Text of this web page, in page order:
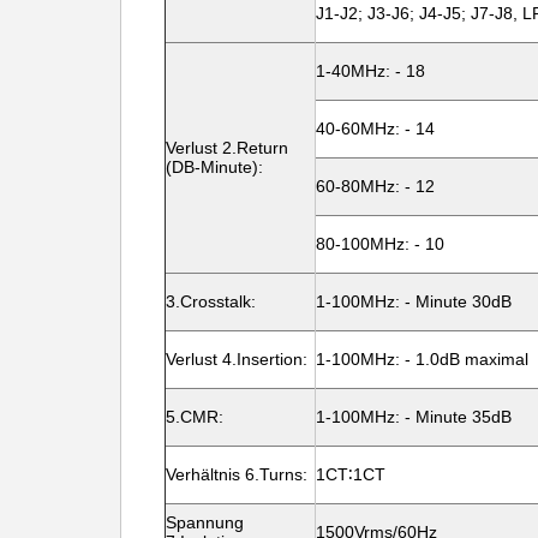
J1-J2; J3-J6; J4-J5; J7-J8,
Verlust 2.Return
(DB-Minute):
1-40MHz: - 18
40-60MHz: - 14
60-80MHz: - 12
80-100MHz: - 10
3.Crosstalk: 1-100MHz: - Minute 30dB
Verlust 4.Insertion: 1-100MHz: - 1.0dB maximal
5.CMR: 1-100MHz: - Minute 35dB
Verhältnis 6.Turns: 1CT∶1CT
Spannung
1500Vrms/60Hz